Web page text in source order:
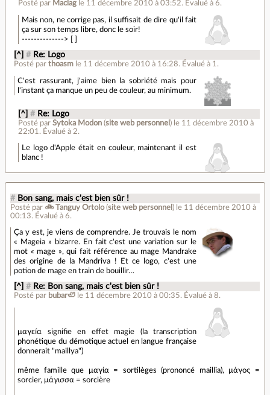
Posté par Maclag le 11 décembre 2010 à 03:52. Évalué à 6.
Mais non, ne corrige pas, il suffisait de dire qu'il fait
ça sur son temps libre, donc le soir!
--------------> [ ]
[^] # Re: Logo
Posté parthoasm le 11 décembre 2010 à 16:28. Évalué à 1 .
C'est rassurant, j'aime bien la sobriété mais pour
l'instant ça manque un peu de couleur, au minimum.
[^] # Re: Logo
Posté par Sytoka Modon(site web personnel ) le 11 décembre 2010 à
22:01 . Évalué à 2.
Le logo d'Apple était en couleur, maintenant il est
blanc !
# Bon sang, mais c'est bien sûr !
Posté par 🚲 Tanguy Ortolo(site web personnel ) le 11 décembre 2010 à
00:13. Évalué à 6.
Ça y est, je viens de comprendre. Je trouvais le nom
« Mageia » bizarre. En fait c'est une variation sur le
mot « mage », qui fait référence au mage Mandrake
des origine de la Mandriva ! Et ce logo, c'est une
potion de mage en train de bouillir…
[^] # Re: Bon sang, mais c'est bien sûr !
Posté par bubar🦥 le 11 décembre 2010 à 00:35. Évalué à8.
μαγεíα signifie en effet magie (la transcription
phonétique du démotique actuel en langue française
donnerait "maillya")
même famille que μαγία = sortilèges (prononcé maillia), μάγος =
sorcier, μάγισσα = sorcière